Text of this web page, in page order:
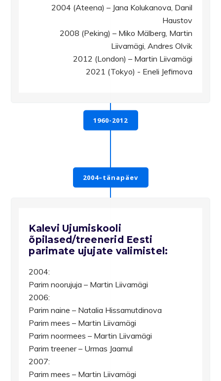
2004 (Ateena) – Jana Kolukanova, Danil
Haustov
2008 (Peking) – Miko Mälberg, Martin
Liivamägi, Andres Olvik
2012 (London) – Martin Liivamägi
2021 (Tokyo) - Eneli Jefimova
1960-2012
2004–tänapäev
Kalevi Ujumiskooli
õpilased/treenerid Eesti
parimate ujujate valimistel:
2004:
Parim noorujuja – Martin Liivamägi
2006:
Parim naine – Natalia Hissamutdinova
Parim mees – Martin Liivamägi
Parim noormees – Martin Liivamägi
Parim treener – Urmas Jaamul
2007:
Parim mees – Martin Liivamägi